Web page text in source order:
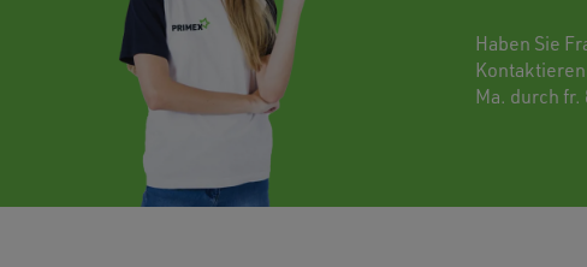
Haben Sie
Kontaktieren
Ma. durch